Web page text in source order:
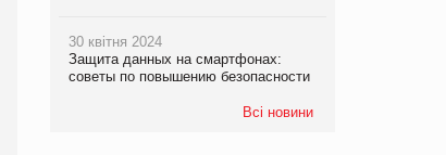
30 квітня 2024
Защита данных на смартфонах:
советы по повышению безопасности
Всі новини